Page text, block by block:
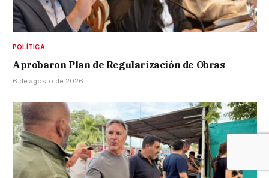
POLÍTICA
Aprobaron Plan de Regularización de Obras
6 de agosto de 2026